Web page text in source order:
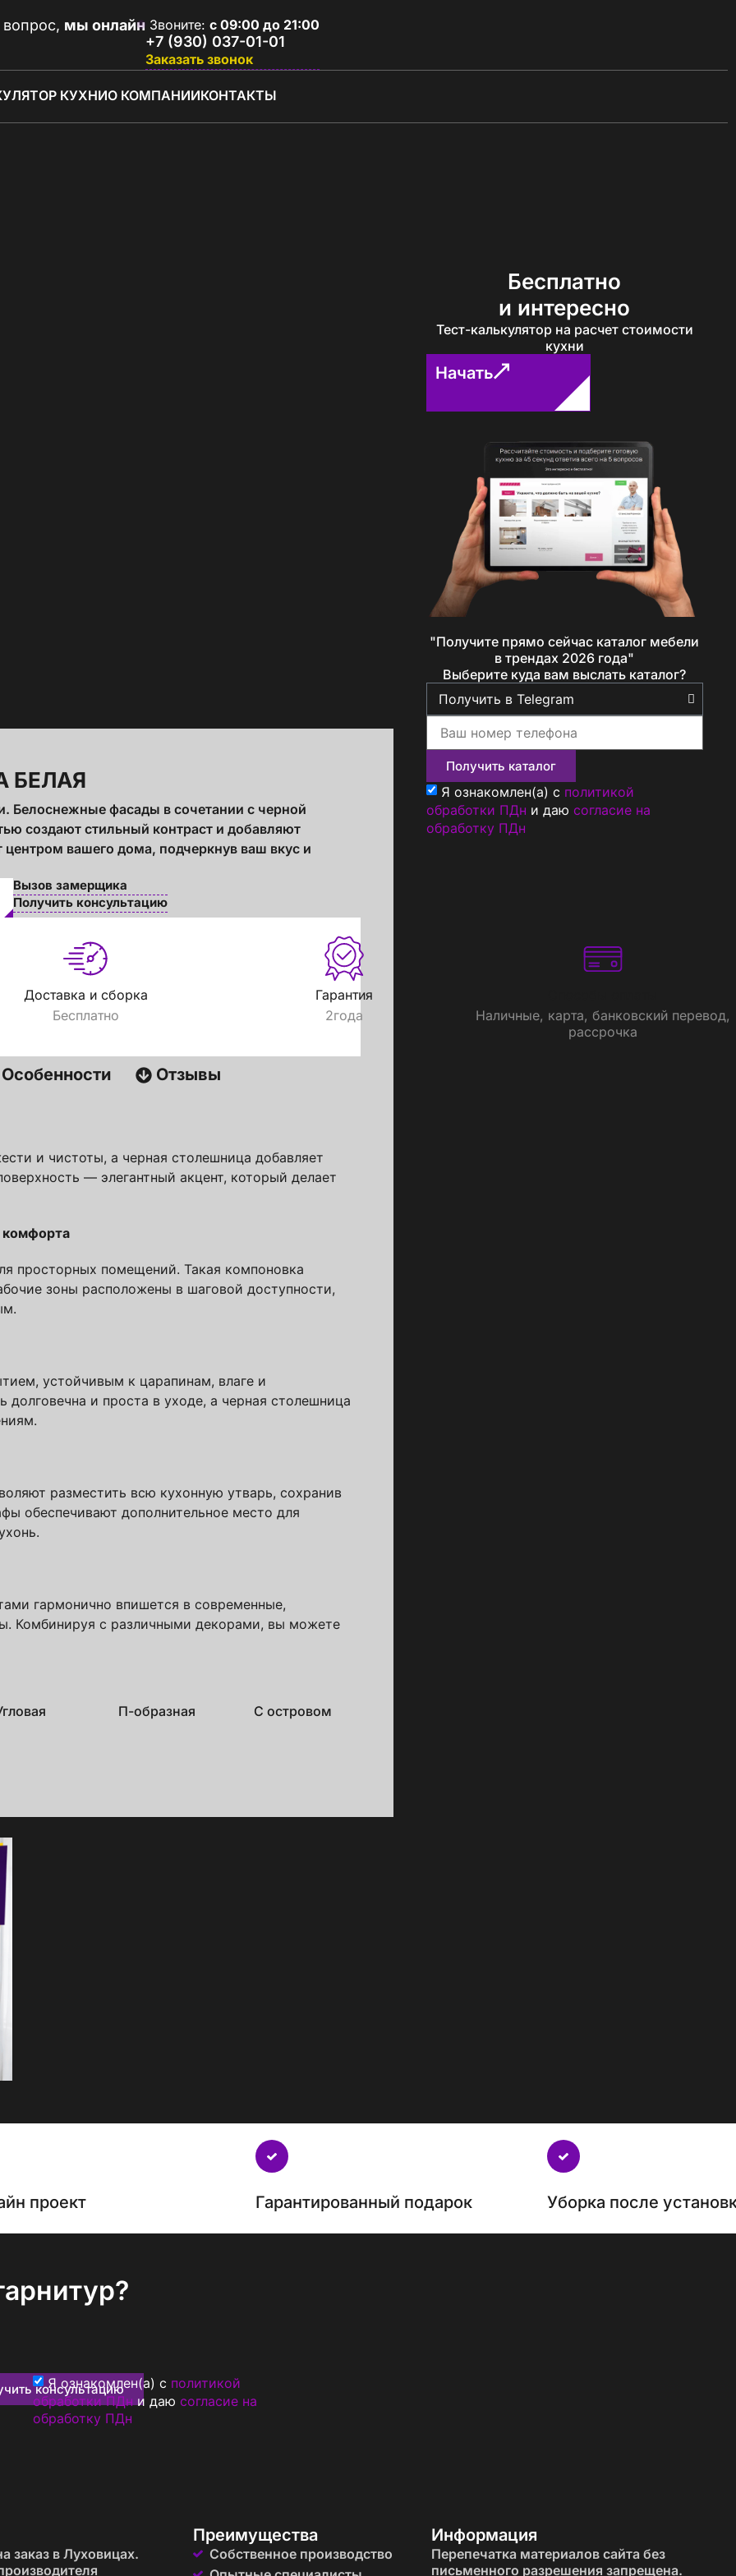
вопрос, мы онлайн Звоните: с 09:00 до 21:00
+7 (930) 037-01-01
Заказать звонок
КУХНИО КОМПАНИИКОНТАКТЫ
БЕЛАЯ
Белоснежные фасады в сочетании с черной
создают стильный контраст и добавляют
центром вашего дома, подчеркнув ваш вкус и
Вызов замерщика
Получить консультацию
Доставка и сборка
Бесплатно
Гарантия
2года
Наличные, карта, банковский перевод,
рассрочка
Особенности Отзывы
и чистоты, а черная столешница добавляет
— элегантный акцент, который делает
комфорта
просторных помещений. Такая компоновка
зоны расположены в шаговой доступности,
устойчивым к царапинам, влаге и
и проста в уходе, а черная столешница
разместить всю кухонную утварь, сохранив
обеспечивают дополнительное место для
гармонично впишется в современные,
Комбинируя с различными декорами, вы можете
П-образная С островом
проект Гарантированный подарок Уборка после
консультацию
Я ознакомлен(а) с политикой
обработки ПДн и даю согласие на
обработку ПДн
Бесплатно
и интересно
Тест-калькулятор на расчет стоимости
кухни
Начать
"Получите прямо сейчас каталог мебели
в трендах 2026 года"
Выберите куда вам выслать каталог?
Получить каталог
Я ознакомлен(а) с политикой
обработки ПДн и даю согласие на
обработку ПДн
заказ в Луховицах.
Преимущества
Собственное производство
Информация
Перепечатка материалов сайта без
письменного разрешения запрещена.
Подождите!
кухонь ПавМа,
выслать?
политикой обработки ПДни даюсогласие
Определение...